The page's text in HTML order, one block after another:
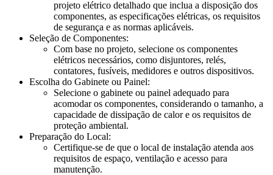
projeto elétrico detalhado que inclua a disposição dos
componentes, as especificações elétricas, os requisitos
de segurança e as normas aplicáveis.
Seleção de Componentes:
Com base no projeto, selecione os componentes
elétricos necessários, como disjuntores, relés,
contatores, fusíveis, medidores e outros dispositivos.
Escolha do Gabinete ou Painel:
Selecione o gabinete ou painel adequado para
acomodar os componentes, considerando o tamanho, a
capacidade de dissipação de calor e os requisitos de
proteção ambiental.
Preparação do Local:
Certifique-se de que o local de instalação atenda aos
requisitos de espaço, ventilação e acesso para
manutenção.